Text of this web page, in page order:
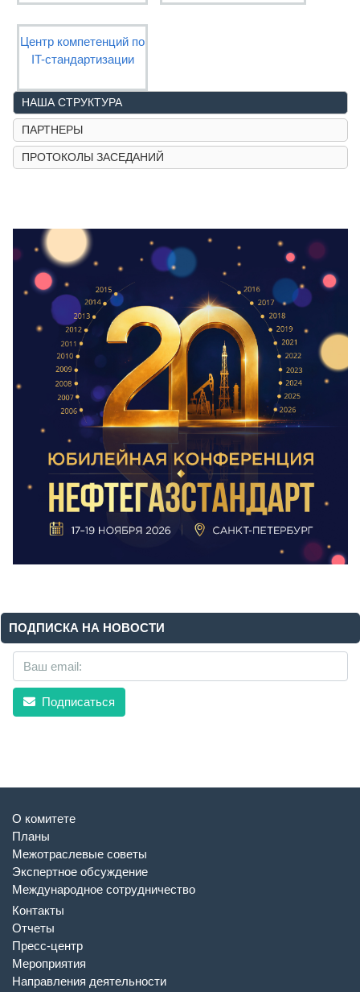
Центр компетенций по
IT-стандартизации
НАША СТРУКТУРА
ПАРТНЕРЫ
ПРОТОКОЛЫ ЗАСЕДАНИЙ
ПОДПИСКА НА НОВОСТИ
Подписаться
О комитете
Планы
Межотраслевые советы
Экспертное обсуждение
Международное сотрудничество
Контакты
Отчеты
Пресс-центр
Мероприятия
Направления деятельности